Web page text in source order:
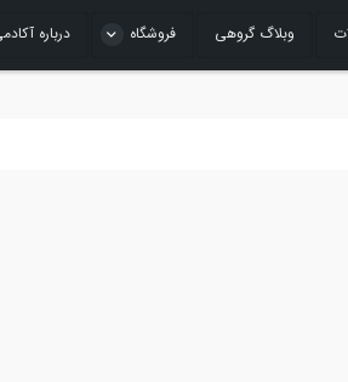
وبلاگ گروهی فروشگاه درباره